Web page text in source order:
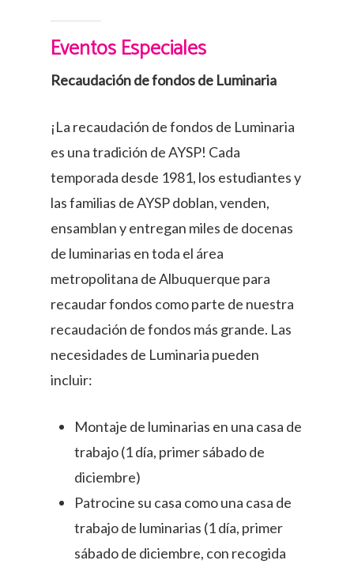
Eventos Especiales
Recaudación de fondos de Luminaria
¡La recaudación de fondos de Luminaria
es una tradición de AYSP! Cada
temporada desde 1981, los estudiantes y
las familias de AYSP doblan, venden,
ensamblan y entregan miles de docenas
de luminarias en toda el área
metropolitana de Albuquerque para
recaudar fondos como parte de nuestra
recaudación de fondos más grande. Las
necesidades de Luminaria pueden
incluir:
Montaje de luminarias en una casa de
trabajo (1 día, primer sábado de
diciembre)
Patrocine su casa como una casa de
trabajo de luminarias (1 día, primer
sábado de diciembre, con recogida